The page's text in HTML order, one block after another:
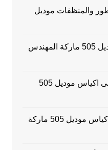
والمنظفات موديل
ماكينات اللوليتا فى اكياس موديل 505 ماركة المهندس
ماكينات السوائل الاتوماتيكية فى اكياس موديل 505
ماكينات التغليف وتعبئة زيت بأكياس موديل 505 ماركة